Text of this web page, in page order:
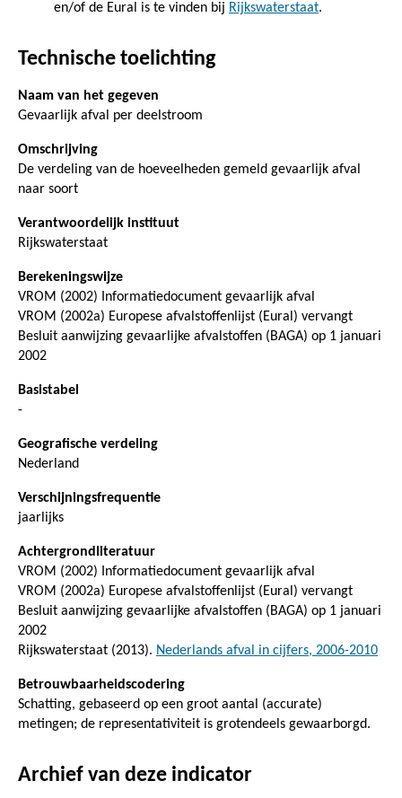
en/of de Eural is te vinden bij Rijkswaterstaat.
Technische toelichting
Naam van het gegeven
Gevaarlijk afval per deelstroom
Omschrijving
De verdeling van de hoeveelheden gemeld gevaarlijk afval
naar soort
Verantwoordelijk instituut
Rijkswaterstaat
Berekeningswijze
VROM (2002) Informatiedocument gevaarlijk afval
VROM (2002a) Europese afvalstoffenlijst (Eural) vervangt
Besluit aanwijzing gevaarlijke afvalstoffen (BAGA) op 1 januari
2002
Basistabel
-
Geografische verdeling
Nederland
Verschijningsfrequentie
jaarlijks
Achtergrondliteratuur
VROM (2002) Informatiedocument gevaarlijk afval
VROM (2002a) Europese afvalstoffenlijst (Eural) vervangt
Besluit aanwijzing gevaarlijke afvalstoffen (BAGA) op 1 januari
2002
Rijkswaterstaat (2013). Nederlands afval in cijfers, 2006-2010
Betrouwbaarheidscodering
Schatting, gebaseerd op een groot aantal (accurate)
metingen; de representativiteit is grotendeels gewaarborgd.
Archief van deze indicator